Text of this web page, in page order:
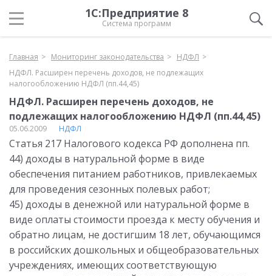
1С:Предприятие 8
Система программ
Главная Мониторинг законодательства
НДФЛ
НДФЛ. Расширен перечень доходов, не подлежащих
налогообложению НДФЛ (пп.44,45)
НДФЛ. Расширен перечень доходов, не
подлежащих налогообложению НДФЛ (пп.44,45)
05.06.2009 НДФЛ
Статья 217 Налогового кодекса РФ дополнена пп.
44) доходы в натуральной форме в виде
обеспечения питанием работников, привлекаемых
для проведения сезонных полевых работ;
45) доходы в денежной или натуральной форме в
виде оплаты стоимости проезда к месту обучения и
обратно лицам, не достигшим 18 лет, обучающимся
в российских дошкольных и общеобразовательных
учреждениях, имеющих соответствующую